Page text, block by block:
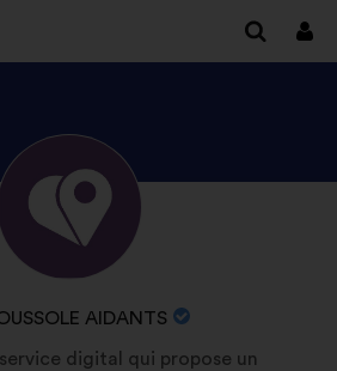
PATIKRINKITE
MA
BOUSSOLE
AIDANTS
Biografija:
digital qui propose un